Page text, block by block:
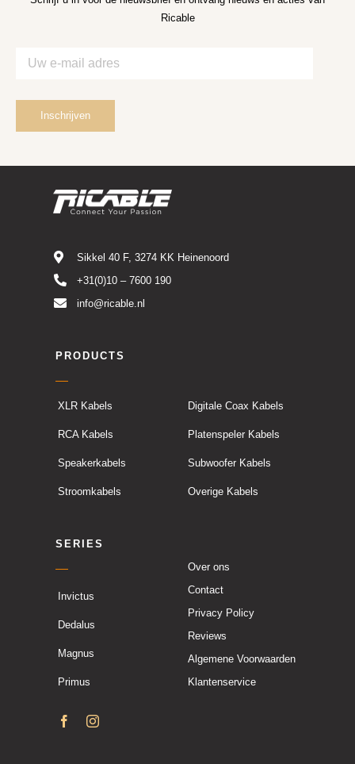
Ricable
Sikkel 40 F, 3274 KK Heinenoord
+31(0)10 – 7600 190
info@ricable.nl
PRODUCTS
SERIES
Digitale Coax Kabels
Platenspeler Kabels
Subwoofer Kabels
Overige Kabels
XLR Kabels
RCA Kabels
Speakerkabels
Stroomkabels
Invictus
Dedalus
Magnus
Primus
Over ons
Contact
Privacy Policy
Reviews
Algemene Voorwaarden
Klantenservice